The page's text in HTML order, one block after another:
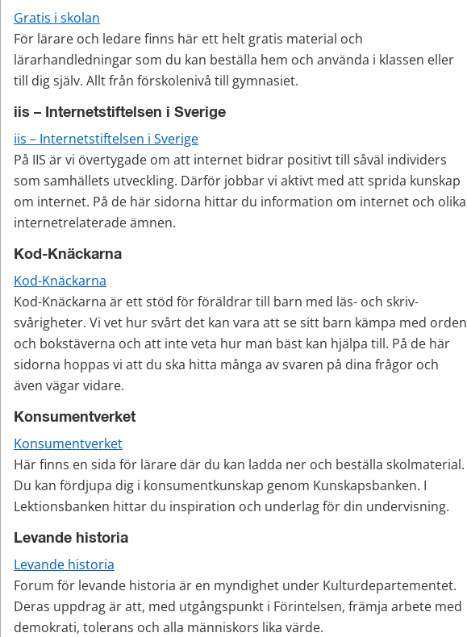
Gratis i skolan
För lärare och ledare finns här ett helt gratis material och
lärarhandledningar som du kan beställa hem och använda i klassen eller
till dig själv. Allt från förskolenivå till gymnasiet.
iis – Internetstiftelsen i Sverige
iis – Internetstiftelsen i Sverige
På IIS är vi övertygade om att internet bidrar positivt till såväl individers
som samhällets utveckling. Därför jobbar vi aktivt med att sprida kunskap
om internet. På de här sidorna hittar du information om internet och olika
internetrelaterade ämnen.
Kod-Knäckarna
Kod-Knäckarna
Kod-Knäckarna är ett stöd för föräldrar till barn med läs- och skriv-
svårigheter. Vi vet hur svårt det kan vara att se sitt barn kämpa med orden
och bokstäverna och att inte veta hur man bäst kan hjälpa till. På de här
sidorna hoppas vi att du ska hitta många av svaren på dina frågor och
även vägar vidare.
Konsumentverket
Konsumentverket
Här finns en sida för lärare där du kan ladda ner och beställa skolmaterial.
Du kan fördjupa dig i konsumentkunskap genom Kunskapsbanken. I
Lektionsbanken hittar du inspiration och underlag för din undervisning.
Levande historia
Levande historia
Forum för levande historia är en myndighet under Kulturdepartementet.
Deras uppdrag är att, med utgångspunkt i Förintelsen, främja arbete med
demokrati, tolerans och alla människors lika värde.